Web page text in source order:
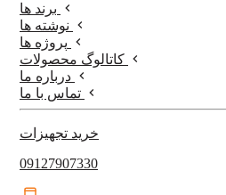
برند ها
نوشته ها
پروژه ها
کاتالوگ محصولات
درباره ما
تماس با ما
خرید تجهیزات
09127907330